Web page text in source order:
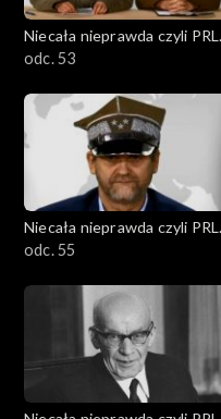
Niecała nieprawda czyli PRL
w DTV
odc. 53
Niecała nieprawda czyli PRL
w DTV
odc. 55